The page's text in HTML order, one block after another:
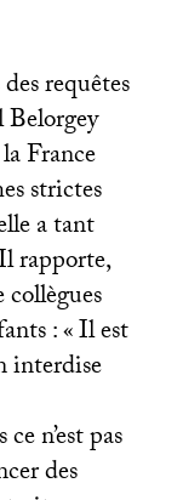
requêtes
France
strictes
a tant
rapporte,
: «Il est
interdise
n’est pas
des